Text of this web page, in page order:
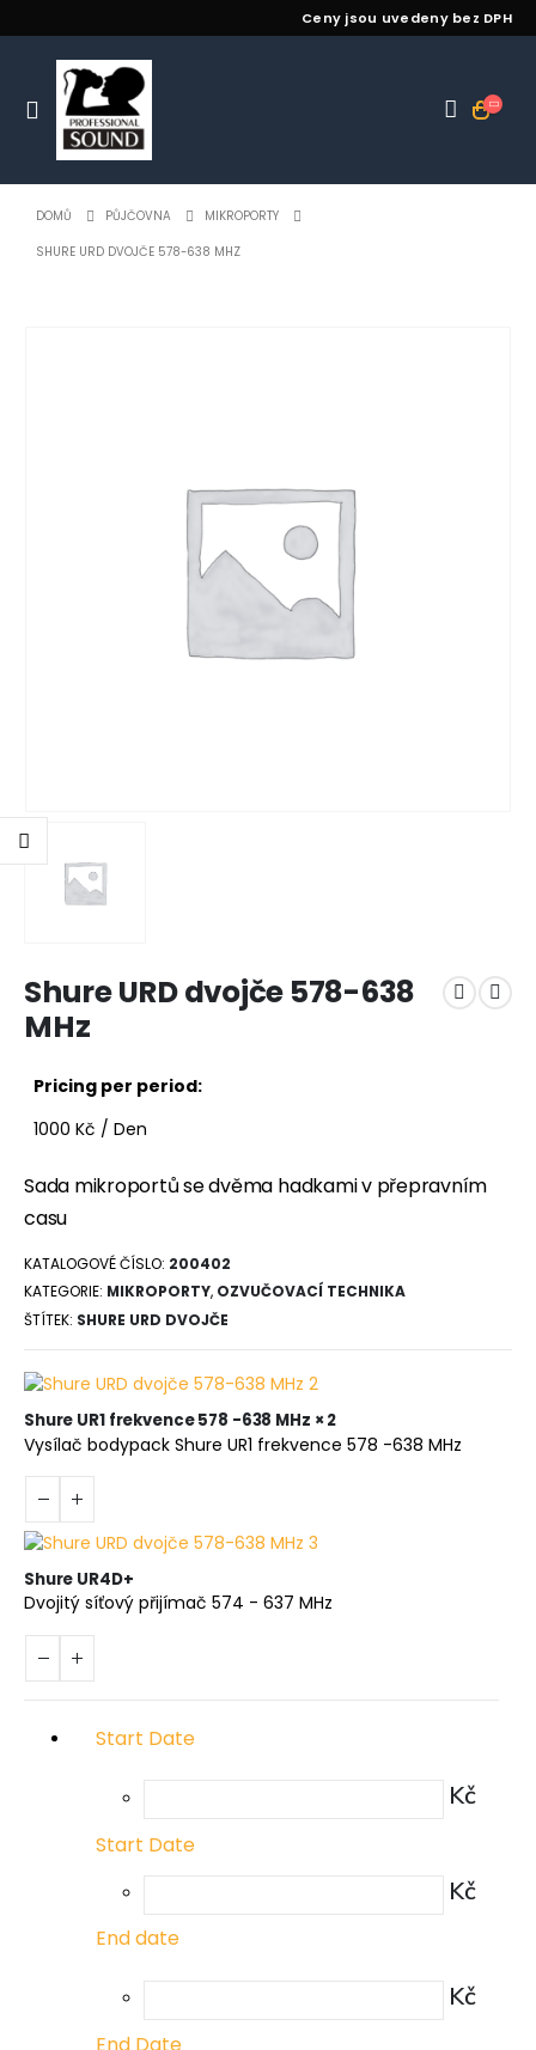
Ceny jsou uvedeny bez DPH
DOMŮ PŮJČOVNA MIKROPORTY
SHURE URD DVOJČE 578-638 MHZ
Shure URD dvojče 578-638
MHz
Pricing per period:
1000 Kč / Den
Sada mikroportů se dvěma hadkami v přepravním
casu
KATALOGOVÉ ČÍSLO: 200402
KATEGORIE: MIKROPORTY, OZVUČOVACÍ TECHNIKA
ŠTÍTEK: SHURE URD DVOJČE
Shure UR1 frekvence 578 -638 MHz × 2
Vysílač bodypack Shure UR1 frekvence 578 -638 MHz
Shure UR4D+
Dvojitý síťový přijímač 574 - 637 MHz
Start Date
Kč
Start Date
Kč
End date
Kč